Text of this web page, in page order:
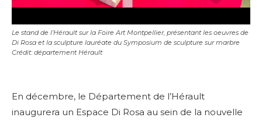
Le stand de l’Hérault sur la Foire Art Montpellier, présentant les oeuvres de
Di Rosa et la sculpture lauréate du Symposium de sculpture sur marbre
Crédit: département Hérault
En décembre, le Département de l’Hérault
inaugurera un Espace Di Rosa au sein de la nouvelle